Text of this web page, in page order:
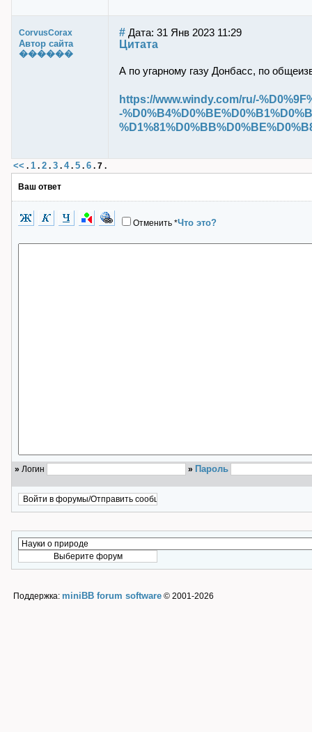
CorvusCorax
Автор сайта
������
# Дата: 31 Янв 2023 11:29
Цитата
А по угарному газу Донбасс, по
https://www.windy.com/ru/-
-
<< . 1 . 2 . 3 . 4. 5 . 6 . 7 .
Ваш ответ
Отменить *Что это?
» Логин » Пароль
Поддержка: miniBB forum software © 2001-2026